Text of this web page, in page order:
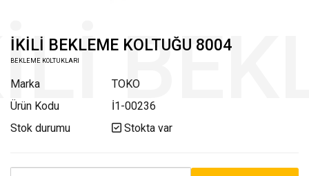
İKİLİ BEKLEME KOLTUĞU 8004
BEKLEME KOLTUKLARI
Marka
TOKO
Ürün Kodu
İ1-00236
Stok durumu
Stokta var